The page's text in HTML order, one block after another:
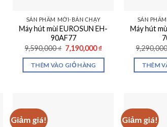
SẢN PHẨM MỚI-BÁN CHẠY
Máy hút mùi EUROSUN EH-
90AF77
9,590,000₫ Giá
gốc
là:
9,590,000 ₫.
7,190,000₫Giá
THÊM VÀO GIỎ HÀNG
SẢN
Máy hút
THÊM
Giảm giá! Giảm giá!